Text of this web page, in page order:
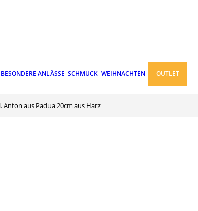
BESONDERE ANLÄSSE SCHMUCK WEIHNACHTEN OUTLET
Anton aus Padua 20cm aus Harz